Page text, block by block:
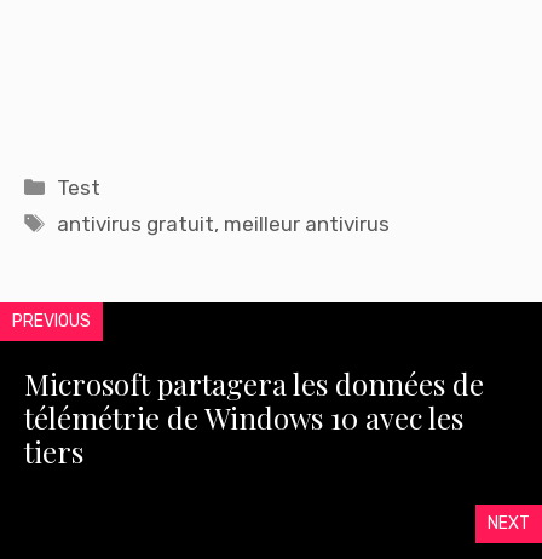
Catégories
Test
Étiquettes
antivirus gratuit, meilleur antivirus
PREVIOUS
Microsoft partagera les données de
télémétrie de Windows 10 avec les
tiers
NEXT